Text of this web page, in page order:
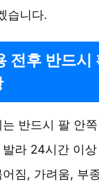
습니다.
전후 반드시
반드시 팔 안
라 24시간 이
짐, 가려움, 부